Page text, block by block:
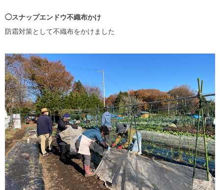
◯スナップエンドウ不織布かけ
防霜対策として不織布をかけました